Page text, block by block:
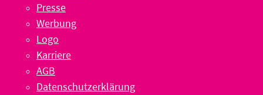
Presse
Werbung
Logo
Karriere
AGB
Datenschutzerklärung